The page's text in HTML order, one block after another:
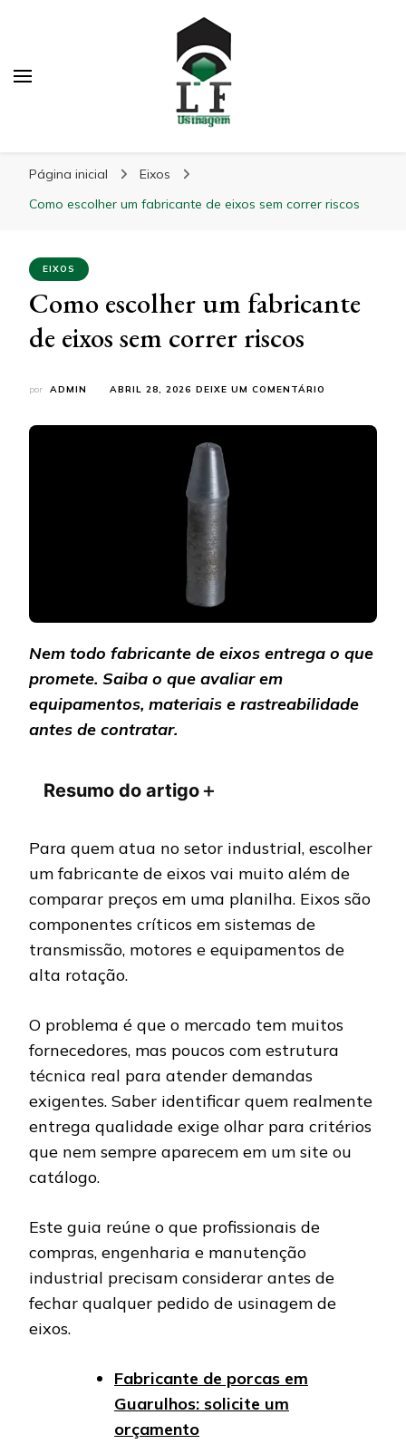
Página inicial
Eixos
Como escolher um fabricante de eixos sem correr riscos
EIXOS
Como escolher um fabricante
de eixos sem correr riscos
por ADMIN ABRIL 28, 2026 DEIXE UM COMENTÁRIO
Nem todo fabricante de eixos entrega o que
promete. Saiba o que avaliar em
equipamentos, materiais e rastreabilidade
antes de contratar.
Resumo do artigo＋
Para quem atua no setor industrial, escolher
um fabricante de eixos vai muito além de
comparar preços em uma planilha. Eixos são
componentes críticos em sistemas de
transmissão, motores e equipamentos de
alta rotação.
O problema é que o mercado tem muitos
fornecedores, mas poucos com estrutura
técnica real para atender demandas
exigentes. Saber identificar quem realmente
entrega qualidade exige olhar para critérios
que nem sempre aparecem em um site ou
catálogo.
Este guia reúne o que profissionais de
compras, engenharia e manutenção
industrial precisam considerar antes de
fechar qualquer pedido de usinagem de
eixos.
Fabricante de porcas em
Guarulhos: solicite um
orçamento